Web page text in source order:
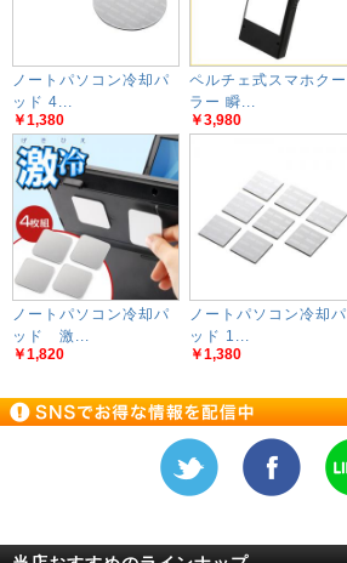
ノートパソコン冷却パ
ッド 4...
￥1,380
ペルチェ式スマホクー
ラー 瞬...
￥3,980
ノートパソコン冷却パ
ッド 激...
￥1,820
ノートパソコン冷却パ
ッド 1...
￥1,380